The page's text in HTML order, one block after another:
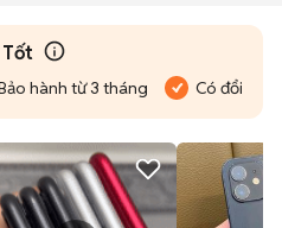
Tốt
hành từ 3 tháng Có đổi trả